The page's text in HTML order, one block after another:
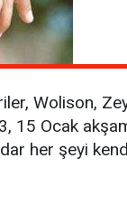
Wolison,
15 Ocak
her şeyi